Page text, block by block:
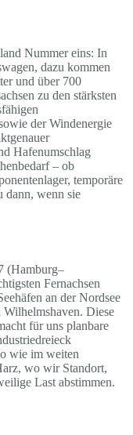
Nummer eins: In
dazu kommen
und über 700
zu den stärksten
der Windenergie
Hafenumschlag
– ob
temporäre
dann, wenn sie
(Hamburg–
Fernachsen
an der Nordsee
Wilhelmshaven. Diese
für uns planbare
wie im weiten
wo wir Standort,
Last abstimmen.